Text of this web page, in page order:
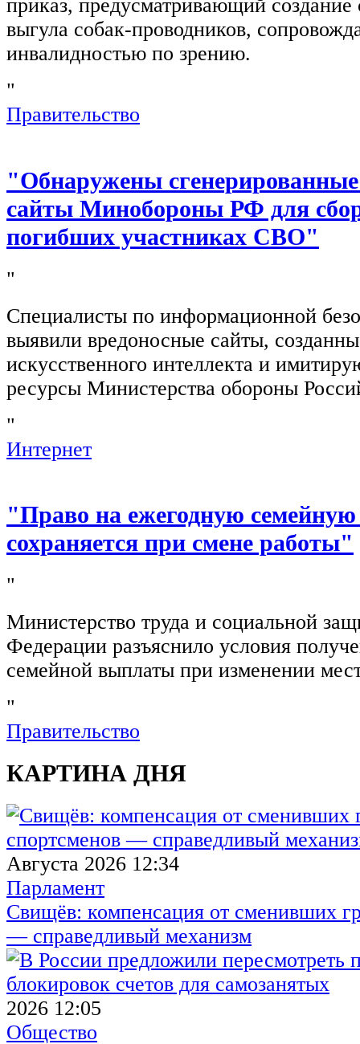
приказ, предусматривающий создание
выгула собак-проводников,
инвалидностью по зрению.
"
Правительство
"Обнаружены
сайты Минобороны РФ для
погибших участниках СВО"
"
Специалисты по информационной
выявили вредоносные сайты,
искусственного интеллекта и
ресурсы Министерства обороны
"
Интернет
"Право на ежегодную
сохраняется при смене работы"
"
Министерство труда и социальной
Федерации разъяснило условия
семейной выплаты при изменении
"
Правительство
КАРТИНА ДНЯ
Августа 2026 12:34
Парламент
Свищёв: компенсация от сменивших
— справедливый механизм
2026 12:05
Общество